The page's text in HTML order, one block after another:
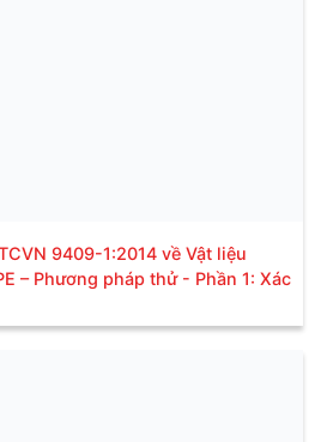
9409-1:2014 về Vật liệu
– Phương pháp thử - Phần 1: Xác